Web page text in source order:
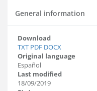
General information
Download
TXT PDF DOCX
Original language
Español
Last modified
18/09/2019